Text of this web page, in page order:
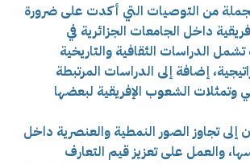
من التوصيات التي أكدت على ضرورة
داخل الجامعات الجزائرية في
الدراسات الثقافية والتاريخية
إضافة إلى الدراسات المرتبطة
وتمثلات الشعوب الإفريقية لبعضها
إلى تجاوز الصور النمطية والعنصرية داخل
والعمل على تعزيز قيم التعارف